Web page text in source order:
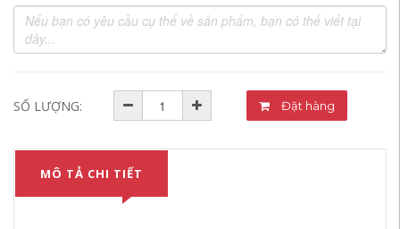
SỐ LƯỢNG: Đặt hàng
MÔ TẢ CHI TIẾT